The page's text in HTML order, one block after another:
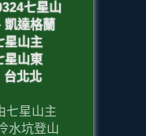
七星山
凱達格蘭
星山主
星山東
台北北
七星山主
水坑登山